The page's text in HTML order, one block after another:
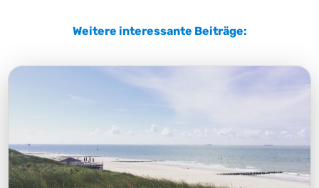
Weitere interessante Beiträge: